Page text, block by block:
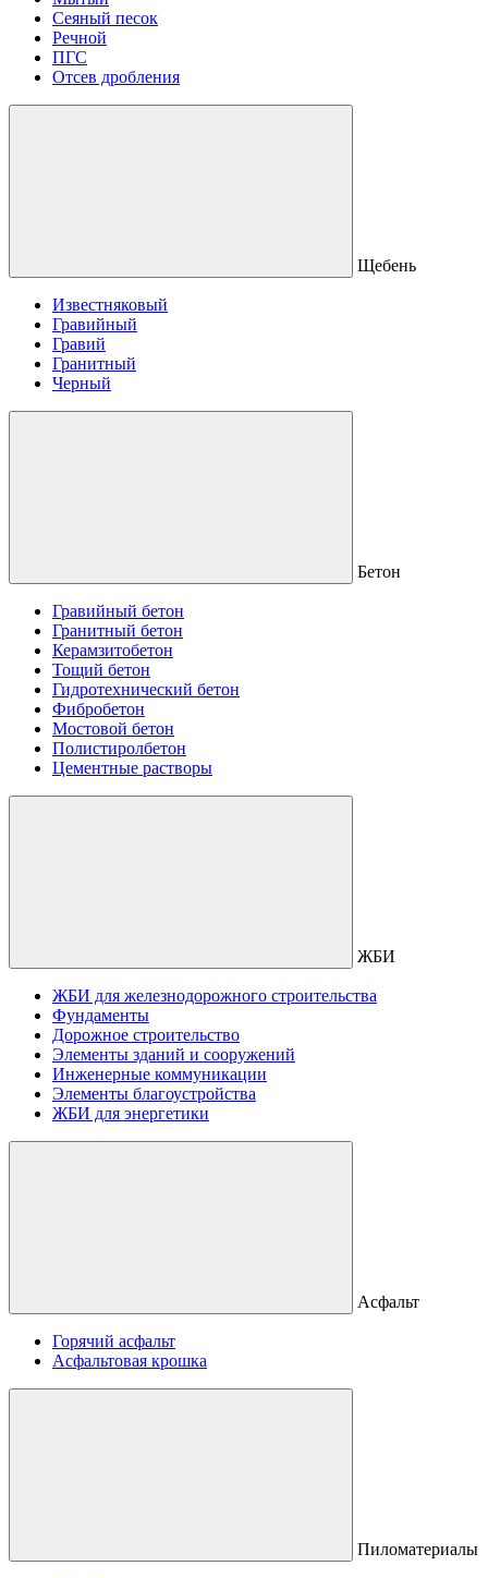
Сеяный песок
Речной
ПГС
Отсев дробления
Щебень
Известняковый
Гравийный
Гравий
Гранитный
Черный
Бетон
Гравийный бетон
Гранитный бетон
Керамзитобетон
Тощий бетон
Гидротехнический бетон
Фибробетон
Мостовой бетон
Полистиролбетон
Цементные растворы
ЖБИ
ЖБИ для железнодорожного строительства
Фундаменты
Дорожное строительство
Элементы зданий и сооружений
Инженерные коммуникации
Элементы благоустройства
ЖБИ для энергетики
Асфальт
Горячий асфальт
Асфальтовая крошка
Пиломатериалы